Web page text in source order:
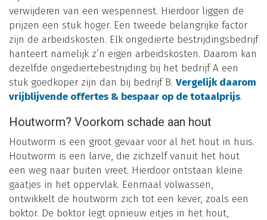
verwijderen van een wespennest. Hierdoor liggen de
prijzen een stuk hoger. Een tweede belangrijke factor
zijn de arbeidskosten. Elk ongedierte bestrijdingsbedrijf
hanteert namelijk z’n eigen arbeidskosten. Daarom kan
dezelfde ongediertebestrijding bij het bedrijf A een
stuk goedkoper zijn dan bij bedrijf B. Vergelijk daarom
vrijblijvende offertes & bespaar op de totaalprijs.
Houtworm? Voorkom schade aan hout
Houtworm is een groot gevaar voor al het hout in huis.
Houtworm is een larve, die zichzelf vanuit het hout
een weg naar buiten vreet. Hierdoor ontstaan kleine
gaatjes in het oppervlak. Eenmaal volwassen,
ontwikkelt de houtworm zich tot een kever, zoals een
boktor. De boktor legt opnieuw eitjes in het hout,